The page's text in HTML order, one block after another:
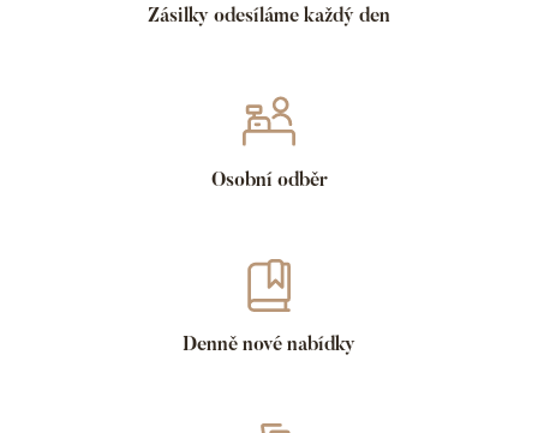
Zásilky odesíláme každý den
Osobní odběr
Denně nové nabídky